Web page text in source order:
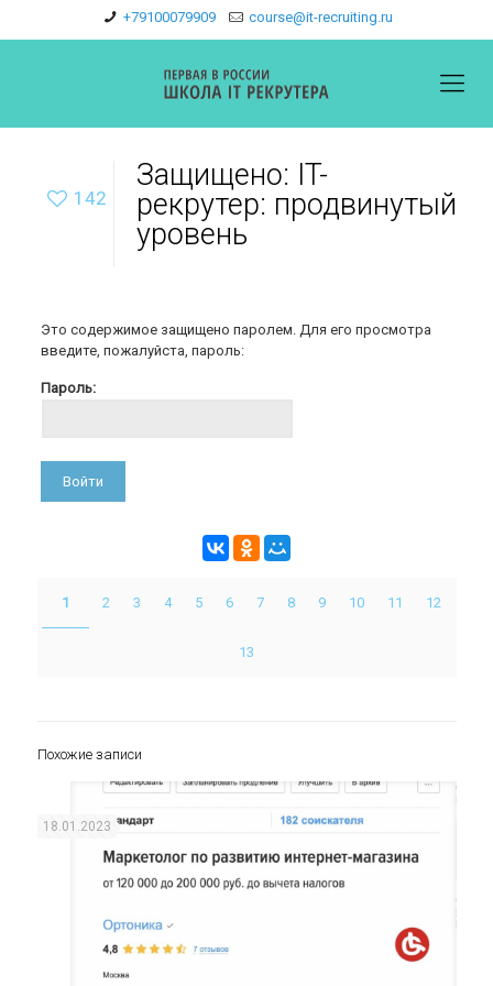
+79100079909 course@it-recruiting.ru
142
Защищено: IT-
рекрутер: продвинутый
уровень
Это содержимое защищено паролем. Для его просмотра
введите, пожалуйста, пароль:
Пароль:
1 2 3 4 5 6 7 8 9 10 11 12
13
Похожие записи
18.01.2023